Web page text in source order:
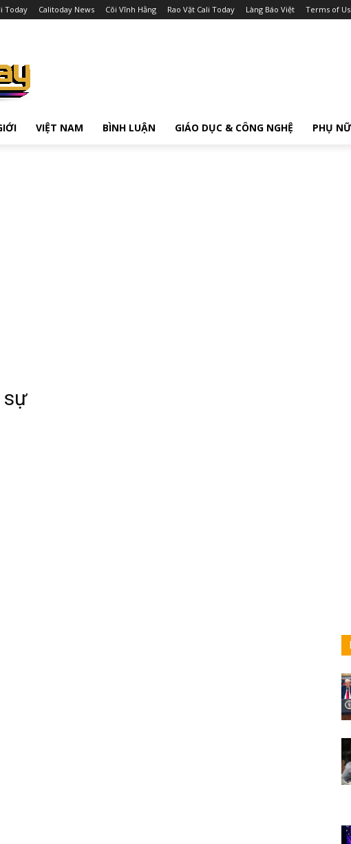
Today Calitoday News Cõi Vĩnh Hằng Rao Vặt Cali Today Làng Báo Việt Terms of
VIỆT NAM BÌNH LUẬN GIÁO DỤC & CÔNG NGHỆ PHỤ NỮ
sự